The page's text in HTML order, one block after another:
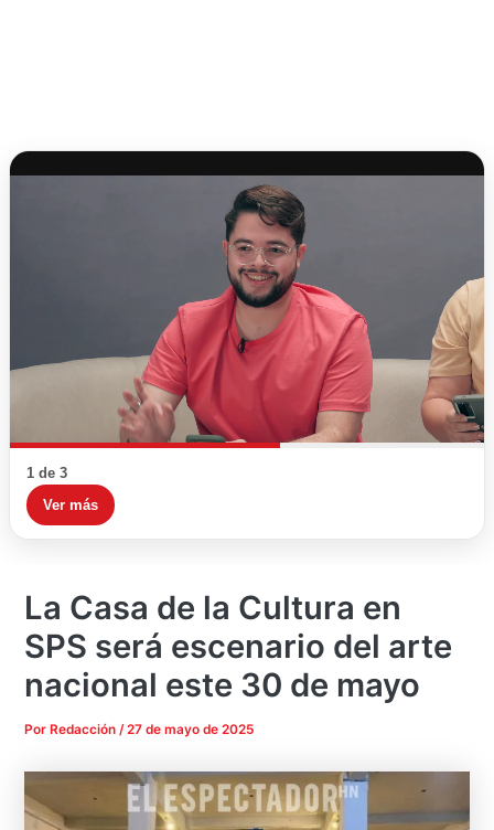
1 de 3
Ver más
La Casa de la Cultura en
SPS será escenario del arte
nacional este 30 de mayo
Por Redacción/27 de mayo de 2025